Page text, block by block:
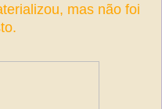
mas não foi